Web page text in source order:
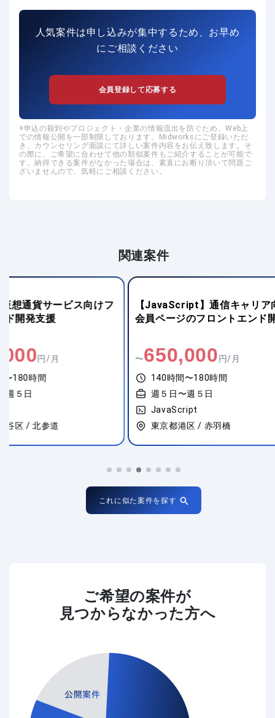
人気案件は申し込みが集中するため、お早め
にご相談ください
会員登録して応募する
申込の殺到やプロジェクト・企業の情報流出を防ぐため、Web上
での情報公開を一部制限しております。Midworksにご登録いただ
き、カウンセリング面談にて詳しい案件内容をお伝え致します。そ
の際に、ご希望に合わせて他の類似案件もご紹介することが可能で
す。納得できる案件がなかった場合は、素直にお断り頂いて問題ご
ざいませんので、気軽にご相談ください。
関連案件
【JavaScript】通信キャリア向け
会員ページのフロントエンド開発
〜650,000
140時間〜180時間
東京都港区 / 赤羽橋
【PHP】中古車
開発
〜
140時間〜180
東京都千代田
これに似た案件を探す
ご希望の案件が
見つからなかった方へ